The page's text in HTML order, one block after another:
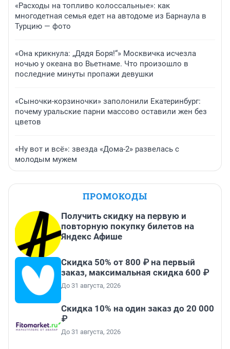
«Расходы на топливо колоссальные»: как
многодетная семья едет на автодоме из Барнаула в
Турцию — фото
«Она крикнула: „Дядя Боря!“» Москвичка исчезла
ночью у океана во Вьетнаме. Что произошло в
последние минуты пропажи девушки
«Сыночки-корзиночки» заполонили Екатеринбург:
почему уральские парни массово оставили жен без
цветов
«Ну вот и всё»: звезда «Дома-2» развелась с
молодым мужем
ПРОМОКОДЫ
Получить скидку на первую и
повторную покупку билетов на
Яндекс Афише
Скидка 50% от 800 ₽ на первый
заказ, максимальная скидка 600 ₽
До 31 августа, 2026
Скидка 10% на один заказ до 20 000
₽
До 31 августа, 2026